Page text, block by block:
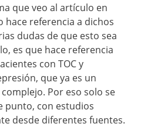
que veo al artículo en
hace referencia a dichos
dudas de que esto sea
es que hace referencia
con TOC y
que ya es un
Por eso solo se
punto, con estudios
desde diferentes fuentes.